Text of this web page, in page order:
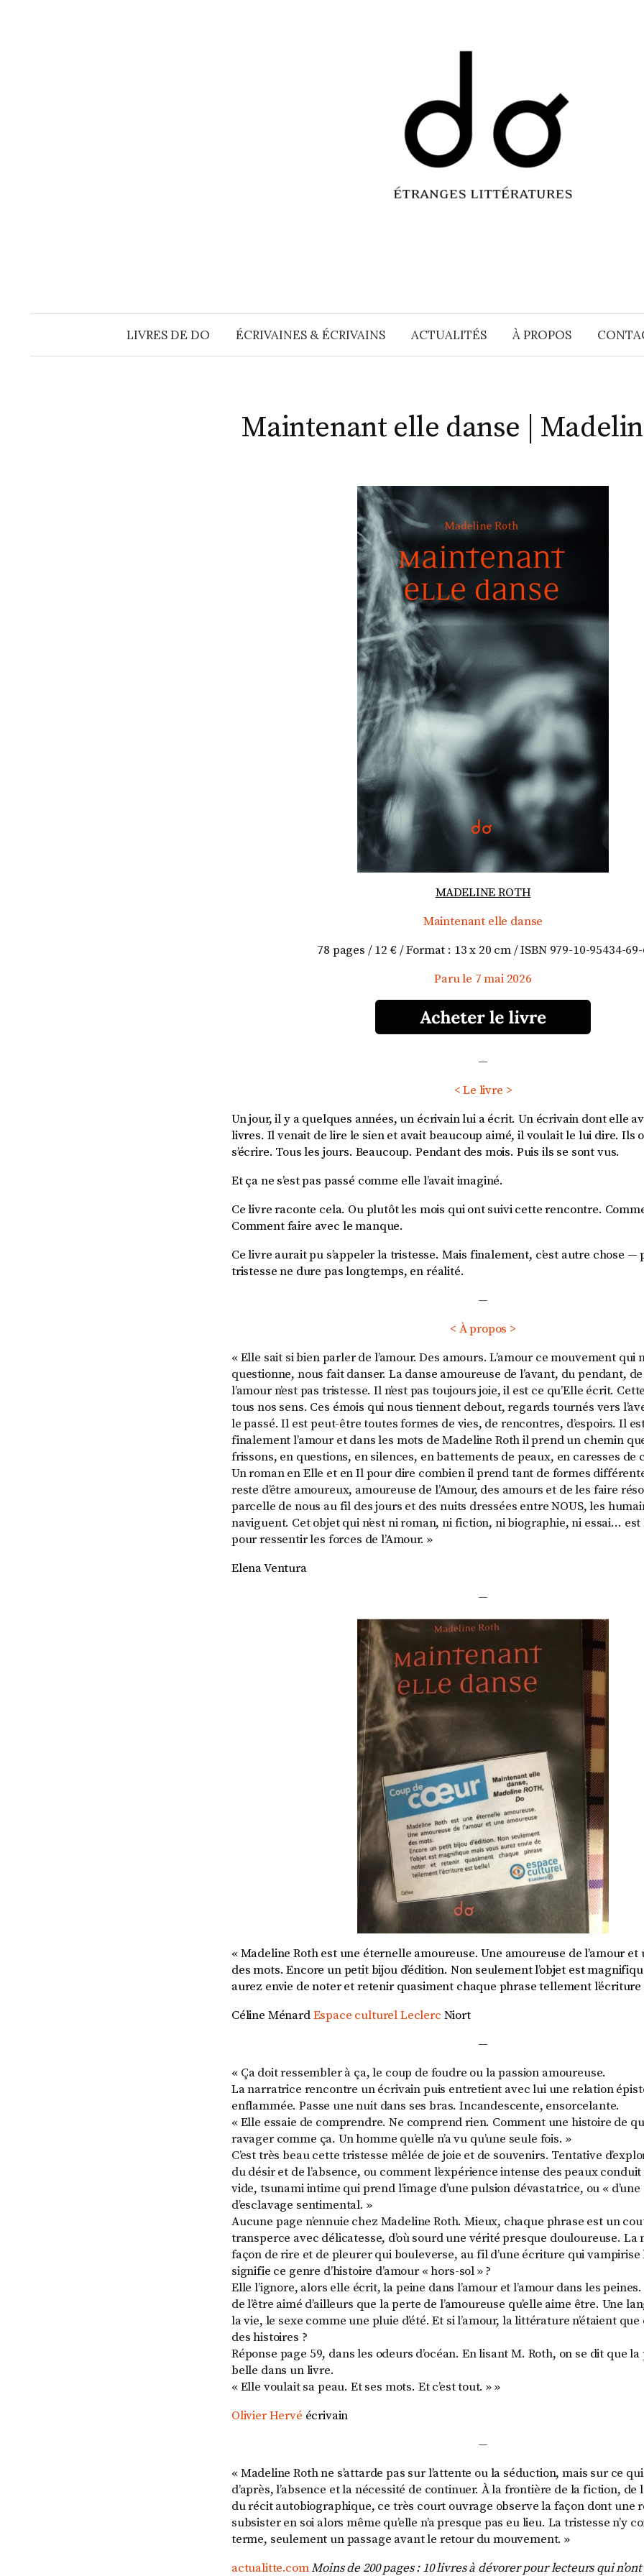
LIVRES DE DO ÉCRIVAINES & ÉCRIVAINS ACTUALITÉS À PROPOS
Maintenant elle danse |
MADELINE ROTH
Maintenant elle danse
78 pages / 12 € / Format : 13 x 20 cm / ISBN 979-10-95434-
Paru le 7 mai 2026
—
< Le livre >
Un jour, il y a quelques années, un écrivain lui a écrit. Un écrivain dont elle
livres. Il venait de lire le sien et avait beaucoup aimé, il voulait le lui dire. Ils
s’écrire. Tous les jours. Beaucoup. Pendant des mois. Puis ils se sont vus.
Et ça ne s’est pas passé comme elle l’avait imaginé.
Ce livre raconte cela. Ou plutôt les mois qui ont suivi cette rencontre.
Comment faire avec le manque.
Ce livre aurait pu s’appeler la tristesse. Mais finalement, c’est autre chose —
tristesse ne dure pas longtemps, en réalité.
—
< À propos >
« Elle sait si bien parler de l’amour. Des amours. L’amour ce mouvement qui
questionne, nous fait danser. La danse amoureuse de l’avant, du pendant, de
l’amour n’est pas tristesse. Il n’est pas toujours joie, il est ce qu’Elle écrit.
tous nos sens. Ces émois qui nous tiennent debout, regards tournés vers
le passé. Il est peut-être toutes formes de vies, de rencontres, d’espoirs. Il
finalement l’amour et dans les mots deMadeline Rothil prend un chemin
frissons, en questions, en silences, en battements de peaux, en caresses
Un roman en Elle et en Il pour dire combien il prend tant de formes
reste d’être amoureux, amoureuse de l’Amour, des amours et de les faire
parcelle de nous au fil des jours et des nuits dressées entre NOUS, les
naviguent. Cet objet qui n’est ni roman, ni fiction, ni biographie, ni essai…
pour ressentir les forces de l’Amour. »
Elena Ventura
—
« Madeline Roth est une éternelle amoureuse. Une amoureuse de l’amour et
des mots. Encore un petit bijou d’édition. Non seulement l’objet est
aurez envie de noter et retenir quasiment chaque phrase tellement
Céline MénardEspace culturel Leclerc Niort
—
« Ça doit ressembler à ça, le coup de foudre ou la passion amoureuse.
La narratrice rencontre un écrivain puis entretient avec lui une relation
enflammée. Passe une nuit dans ses bras. Incandescente, ensorcelante.
« Elle essaie de comprendre. Ne comprend rien. Comment une histoire de
ravager comme ça. Un homme qu’elle n’a vu qu’une seule fois. »
C’est très beau cette tristesse mêlée de joie et de souvenirs. Tentative
du désir et de l’absence, ou comment l’expérience intense des peaux
vide, tsunami intime qui prend l’image d’une pulsion dévastatrice, ou « d’une
d’esclavage sentimental. »
Aucune page n’ennuie chez Madeline Roth. Mieux, chaque phrase est un
transperce avec délicatesse, d’où sourd une vérité presque douloureuse.
façon de rire et de pleurer qui bouleverse, au fil d’une écriture qui vampirise
signifie ce genre d’histoire d’amour « hors-sol » ?
Elle l’ignore, alors elle écrit, la peine dans l’amour et l’amour dans les
de l’être aimé d’ailleurs que la perte de l’amoureuse qu’elle aime être. Une
la vie, le sexe comme une pluie d’été. Et si l’amour, la littérature n’étaient
des histoires ?
Réponse page 59, dans les odeurs d’océan. En lisant M. Roth, on se dit que
belle dans un livre.
« Elle voulait sa peau. Et ses mots. Et c’est tout. » »
Olivier Hervé écrivain
—
«Madeline Roth ne s’attarde pas sur l’attente ou la séduction, mais sur ce
d’après, l’absence et la nécessité de continuer. À la frontière de la fiction,
du récit autobiographique, ce très court ouvrage observe la façon dont une
subsister en soi alors même qu’elle n’a presque pas eu lieu. La tristesse n’y
terme, seulement un passage avant le retour du mouvement.»
actualitte.comMoins de 200 pages : 10 livres à dévorer pour lecteurs qui